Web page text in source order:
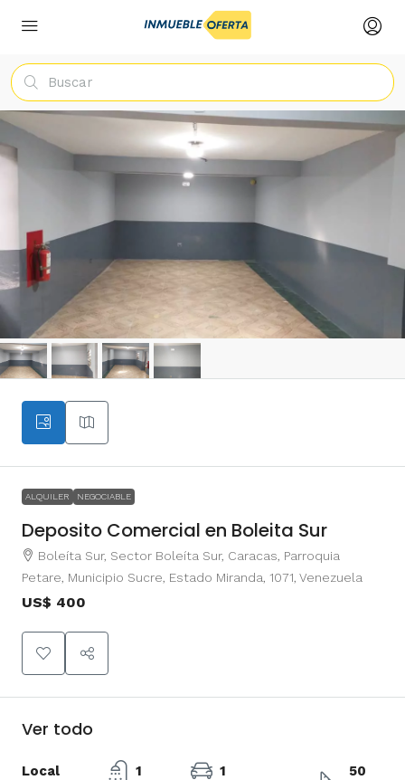
ALQUILER NEGOCIABLE
Deposito Comercial en Boleita Sur
Boleíta Sur, Sector Boleíta Sur, Caracas, Parroquia
Petare, Municipio Sucre, Estado Miranda, 1071, Venezuela
US$ 400
Ver todo
Local
1
1
50